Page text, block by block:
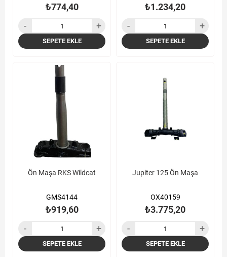
₺774,40
SEPETE EKLE
₺1.234,20
SEPETE EKLE
Ön Maşa RKS Wildcat
GMS4144
₺919,60
SEPETE EKLE
Jupiter 125 Ön Maşa
OX40159
₺3.775,20
SEPETE EKLE